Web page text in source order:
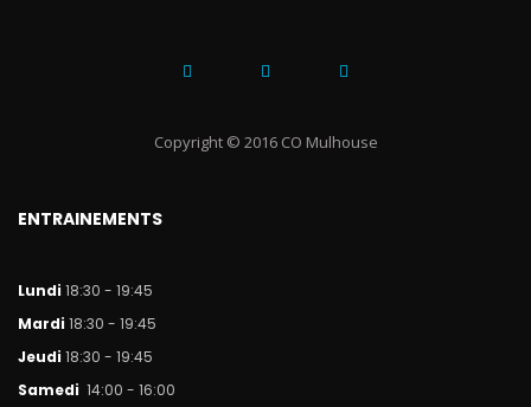
Copyright © 2016 CO Mulhouse
ENTRAINEMENTS
Lundi 18:30 - 19:45
Mardi 18:30 - 19:45
Jeudi 18:30 - 19:45
Samedi 14:00 - 16:00